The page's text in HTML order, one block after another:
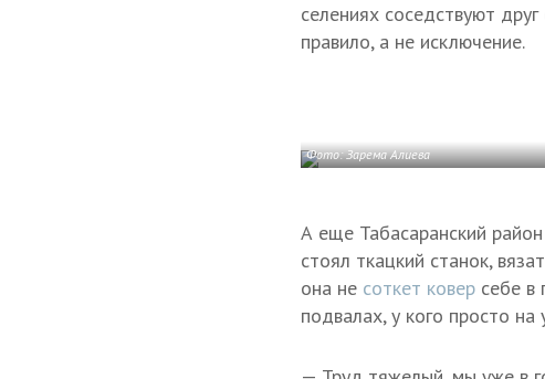
селениях соседствуют
правило, а не исключение.
Фото: Зарема Алиева
А еще Табасаранский
стоял ткацкий станок,
она не соткет ковер себе в
подвалах, у кого просто на